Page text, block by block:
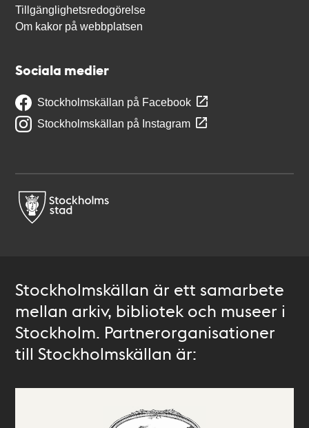
Tillgänglighetsredogörelse
Om kakor på webbplatsen
Sociala medier
Stockholmskällan på Facebook
Stockholmskällan på Instagram
Stockholmskällan är ett samarbete
mellan arkiv, bibliotek och museer i
Stockholm. Partnerorganisationer
till Stockholmskällan är: